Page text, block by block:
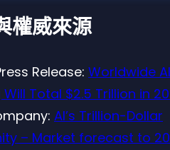
權威來源
Release: Worldwide AI
Total $2.5 Trillion in
AI’s Trillion-Dollar
– Market forecast to